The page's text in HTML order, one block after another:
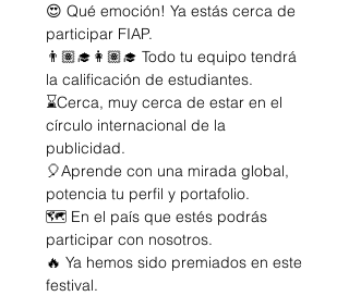
😍 Qué emoción! Ya estás cerca de
participar FIAP.
👨🏽‍🎓👩🏽‍🎓 Todo tu equipo tendrá
la calificación de estudiantes.
⌛️Cerca, muy cerca de estar en el
círculo internacional de la
publicidad.
🎈Aprende con una mirada global,
potencia tu perfil y portafolio.
🗺️ En el país que estés podrás
participar con nosotros.
🔥 Ya hemos sido premiados en este
festival.